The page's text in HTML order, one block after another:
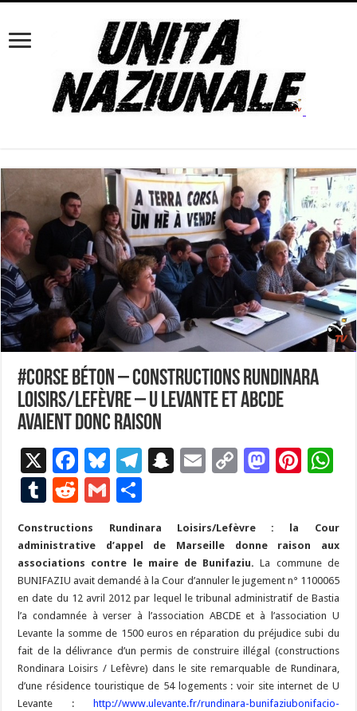
#Corse Béton – Constructions Rundinara
Loisirs/Lefèvre – U Levante et ABCDE
avaient donc raison
X
F
ac
e
b
o
o
k
Bl
u
es
ky
T
gr
a
m
S
p
c
h
at
E
l
C
y
Li
n
k
M
d
o
n
Pi
es
t
p
p
T
m
bl
r
R
d
di
t
G
m
ai
l
ta
g
er
Constructions Rundinara Loisirs/Lefèvre : la Cour
administrative d’appel de Marseille donne raison aux
associations contre le maire de Bunifaziu.La commune de
BUNIFAZIU avait demandé à la Cour d’annuler le jugement n° 1100065
en date du 12 avril 2012 par lequel le tribunal administratif de Bastia
l’a condamnée à verser à l’association ABCDE et à l’association U
Levante la somme de 1500 euros en réparation du préjudice subi du
fait de la délivrance d’un permis de construire illégal (constructions
Rondinara Loisirs / Lefèvre) dans le site remarquable de Rundinara,
d’une résidence touristique de 54 logements : voir site internet de U
Levante :
http://www.ulevante.fr/rundinara-bunifaziubonifacio-